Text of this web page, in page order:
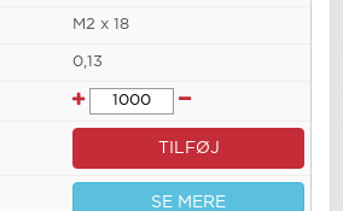
M2 x 18
0,13
TILFØJ
SE MERE